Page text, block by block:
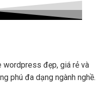
wordpress đẹp, giá rẻ và
phú đa dạng ngành nghề.